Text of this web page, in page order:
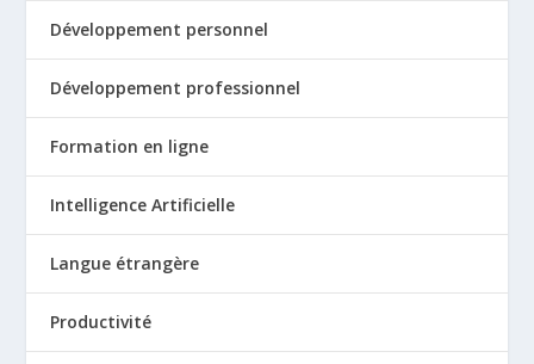
Développement personnel
Développement professionnel
Formation en ligne
Intelligence Artificielle
Langue étrangère
Productivité